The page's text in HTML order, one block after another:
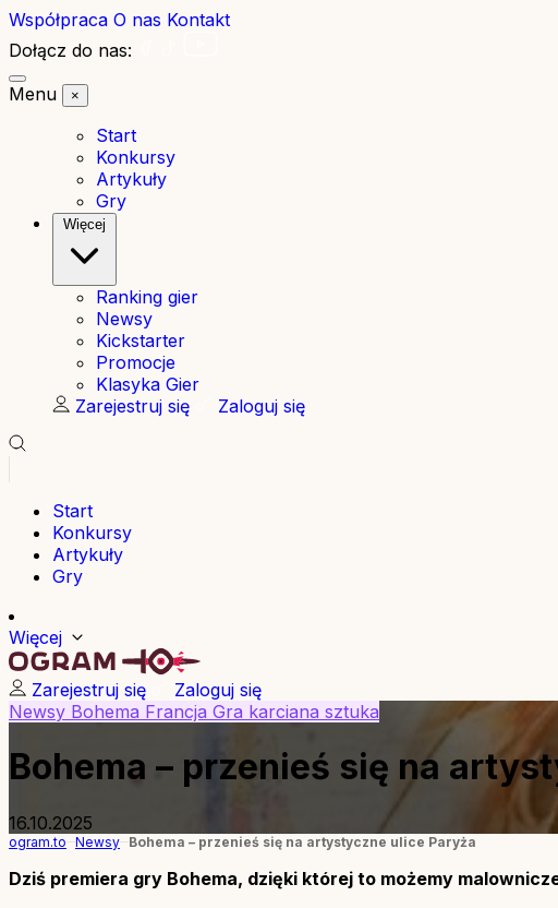
Współpraca O nas Kontakt
Dołącz do nas:
Menu
×
Start
Konkursy
Artykuły
Gry
Więcej
Ranking gier
Newsy
Kickstarter
Promocje
Klasyka Gier
Zarejestruj się
Zaloguj się
Start
Konkursy
Artykuły
Gry
Więcej
Zarejestruj się
Zaloguj się
Newsy Bohema Francja Gra karciana sztuka
Bohema – przenieś się na
16.10.2025
ogram.to Newsy Bohema – przenieś się na artystyczne ulice Paryża
Dziś premiera gry Bohema, dzięki której to możemy